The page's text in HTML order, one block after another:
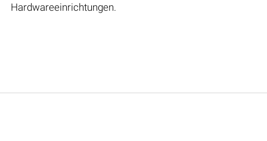
Hardwareeinrichtungen.